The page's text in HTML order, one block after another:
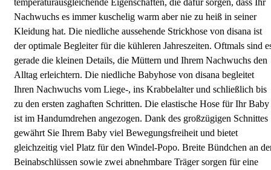
Nachwuchs es immer kuschelig warm aber nie zu heiß in seiner
Kleidung hat. Die niedliche aussehende Strickhose von disana ist
der optimale Begleiter für die kühleren Jahreszeiten. Oftmals sind
gerade die kleinen Details, die Müttern und Ihrem Nachwuchs den
Alltag erleichtern. Die niedliche Babyhose von disana begleitet
Ihren Nachwuchs vom Liege-, ins Krabbelalter und schließlich bis
zu den ersten zaghaften Schritten. Die elastische Hose für Ihr Baby
ist im Handumdrehen angezogen. Dank des großzügigen Schnittes
gewährt Sie Ihrem Baby viel Bewegungsfreiheit und bietet
gleichzeitig viel Platz für den Windel-Popo. Breite Bündchen an
Beinabschlüssen sowie zwei abnehmbare Träger sorgen für eine